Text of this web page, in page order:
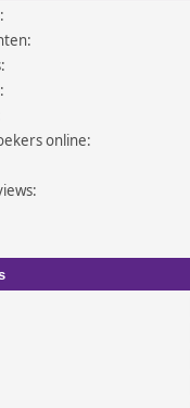
online: